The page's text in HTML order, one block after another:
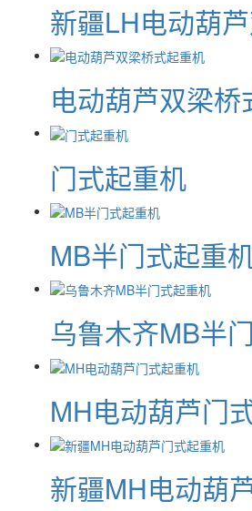
新疆LH电动葫
电动葫芦双梁桥
门式起重机
MB半门式起重
乌鲁木齐MB半
MH电动葫芦门
新疆MH电动葫